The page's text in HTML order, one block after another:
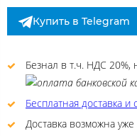
Купить в Telegram
Безнал в т.ч. НДС
Бесплатная доставка и
Доставка возможна уже